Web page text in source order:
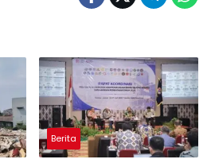
Berita